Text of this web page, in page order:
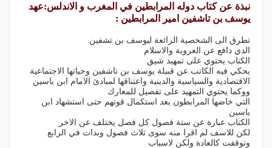
نبذة عن كتاب دوله المرابطين في المغرب و الاندلس:عهد
يوسف بن تاشفين امير المرابطين :
تطرق الى الشخصية الرائعة ليوسف بن تشفين
الدي دافع عن العروبة والاسلام
الكتاب يحتوي على تمهيد شيق
يحكي فيه الكاتب عن قبيلة يوسف بن تاشفين وحياتها الاجتماعية
الاقتصادية والسياسية والدينية واعتناقها لمبادئ الامام ابن ياسين
ووكما يحتوي التمهيد على تفصيل للمعارك
التي خاضها المرابطون بعد استكمال قوتهم حتى استشهاد ابن
ياسين
الكتاب عبارة عن ستة فصول كل فصل يختلف عن الاخر
لكن للاسف لم اقرا منه سوى ثلاث فصول وبدات في الرابع
وتوقفت كالعادة ولكن لاسباب